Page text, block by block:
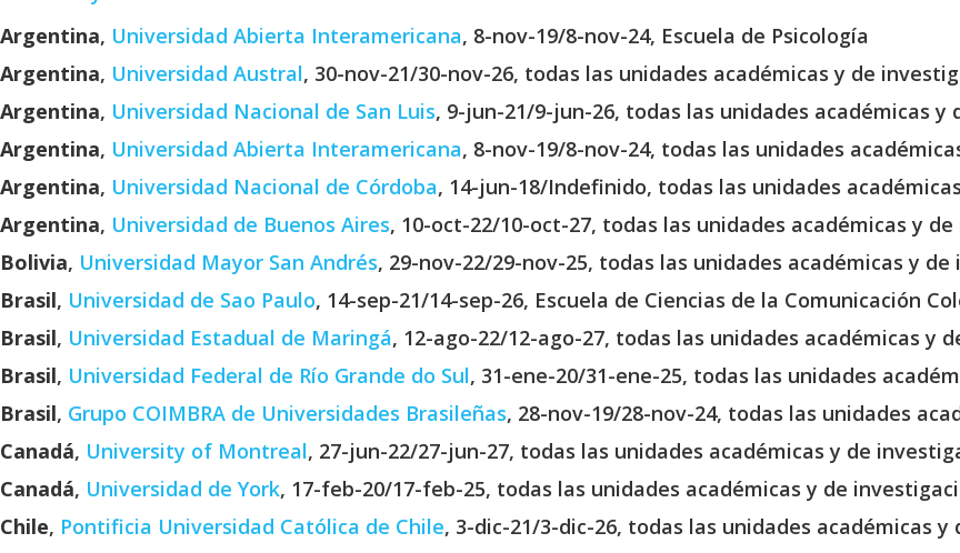
Argentina, Universidad Abierta Interamericana, 8-nov-19/8-nov-24, Escuela de Psicología
Argentina, Universidad Austral, 30-nov-21/30-nov-26, todas las unidades académicas y de
Argentina, Universidad Nacional de San Luis, 9-jun-21/9-jun-26, todas las unidades académicas y
Argentina, Universidad Abierta Interamericana, 8-nov-19/8-nov-24, todas las unidades
Argentina, Universidad Nacional de Córdoba, 14-jun-18/Indefinido, todas las unidades
Argentina, Universidad de Buenos Aires, 10-oct-22/10-oct-27, todas las unidades académicas y
Bolivia, Universidad Mayor San Andrés, 29-nov-22/29-nov-25, todas las unidades académicas y de
Brasil, Universidad de Sao Paulo, 14-sep-21/14-sep-26, Escuela de Ciencias de la Comunicación
Brasil, Universidad Estadual de Maringá, 12-ago-22/12-ago-27, todas las unidades académicas y
Brasil, Universidad Federal de Río Grande do Sul, 31-ene-20/31-ene-25, todas las unidades
Brasil, Grupo COIMBRA de Universidades Brasileñas, 28-nov-19/28-nov-24, todas las unidades
Canadá, University of Montreal, 27-jun-22/27-jun-27, todas las unidades académicas y de
Canadá, Universidad de York, 17-feb-20/17-feb-25, todas las unidades académicas y de
Chile, Pontificia Universidad Católica de Chile, 3-dic-21/3-dic-26, todas las unidades académicas y